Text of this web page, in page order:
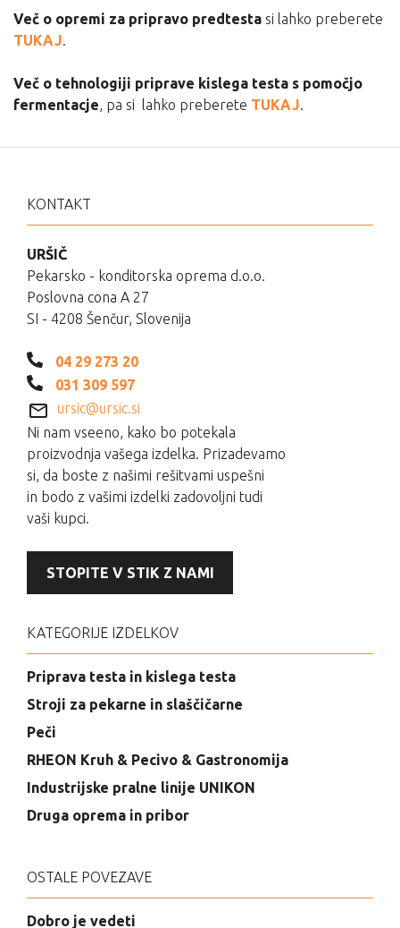
Več o opremi za pripravo predtesta si lahko preberete
TUKAJ.
Več o tehnologiji priprave kislega testa s pomočjo
fermentacje, pa si lahko preberete TUKAJ.
KONTAKT
URŠIČ
Pekarsko - konditorska oprema d.o.o.
Poslovna cona A 27
SI - 4208 Šenčur, Slovenija
04 29 273 20
031 309 597
ursic@ursic.si
Ni nam vseeno, kako bo potekala
proizvodnja vašega izdelka. Prizadevamo
si, da boste z našimi rešitvami uspešni
in bodo z vašimi izdelki zadovoljni tudi
vaši kupci.
STOPITE V STIK Z NAMI
KATEGORIJE IZDELKOV
Priprava testa in kislega testa
Stroji za pekarne in slaščičarne
Peči
RHEON Kruh & Pecivo & Gastronomija
Industrijske pralne linije UNIKON
Druga oprema in pribor
OSTALE POVEZAVE
Dobro je vedeti